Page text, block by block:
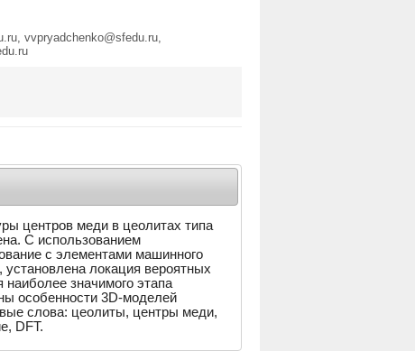
vvpryadchenko@sfedu.ru,
центров меди в цеолитах типа
С использованием
с элементами машинного
локация вероятных
значимого этапа
особенности 3D-моделей
слова: цеолиты, центры меди,
DFT.